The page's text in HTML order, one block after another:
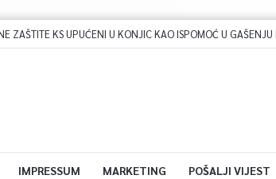
IMPRESSUM MARKETING POŠALJI VIJEST